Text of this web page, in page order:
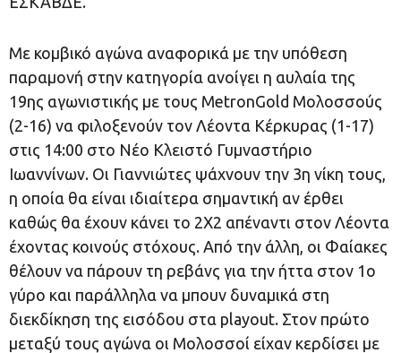
Με κομβικό αγώνα αναφορικά με την υπόθεση
παραμονή στην κατηγορία ανοίγει η αυλαία της
19ης αγωνιστικής με τους MetronGold Μολοσσούς
(2-16) να φιλοξενούν τον Λέοντα Κέρκυρας (1-17)
στις 14:00 στο Νέο Κλειστό Γυμναστήριο
Ιωαννίνων. Οι Γιαννιώτες ψάχνουν την 3η νίκη τους,
η οποία θα είναι ιδιαίτερα σημαντική αν έρθει
καθώς θα έχουν κάνει το 2Χ2 απέναντι στον Λέοντα
έχοντας κοινούς στόχους. Από την άλλη, οι Φαίακες
θέλουν να πάρουν τη ρεβάνς για την ήττα στον 1ο
γύρο και παράλληλα να μπουν δυναμικά στη
διεκδίκηση της εισόδου στα playout. Στον πρώτο
μεταξύ τους αγώνα οι Μολοσσοί είχαν κερδίσει με